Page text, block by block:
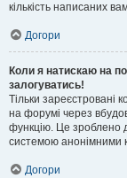
кількість написаних
Догори
Коли я натискаю на
залогуватись!
Тільки зареєстровані
на форумі через
функцію. Це зроблено
системою анонімними
Догори